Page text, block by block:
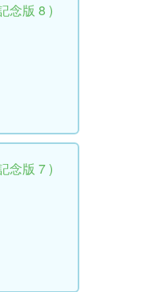
念版 8 )
念版 7 )